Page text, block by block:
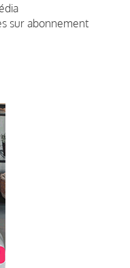
sur abonnement